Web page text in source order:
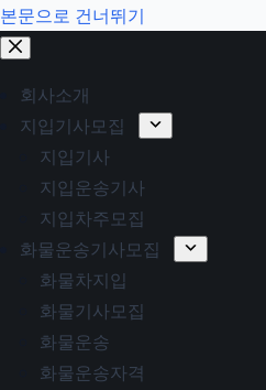
본문으로 건너뛰기
회사소개
지입기사모집
지입기사
지입운송기사
지입차주모집
화물운송기사모집
화물차지입
화물기사모집
화물운송
화물운송자격